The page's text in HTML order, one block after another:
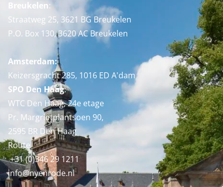
Breukelen:
Straatweg 25, 3621 BG Breukelen
P.O. Box 130, 3620 AC Breukelen
Amsterdam:
Keizersgracht 285, 1016 ED A'dam
SPO Den Haag:
WTC Den Haag, 24e etage
Pr. Margrietplantsoen 90,
2595 BR Den Haag
Route
+31 (0)346 29 1211
info@nyenrode.nl